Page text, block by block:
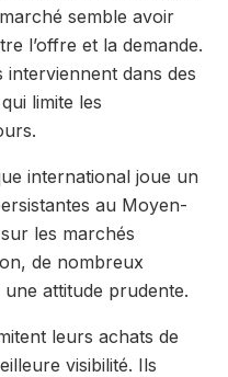
semble avoir
l’offre et la demande.
dans des
limite les
international joue un
au Moyen-
les marchés
de nombreux
attitude prudente.
leurs achats de
visibilité. Ils